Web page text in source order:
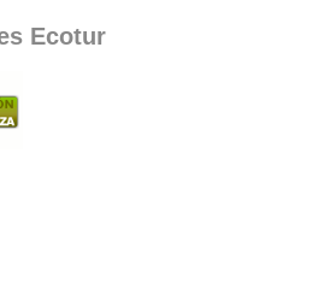
Ecotur